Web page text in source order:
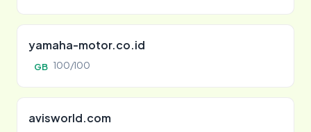
yamaha-motor.co.id
GB 100/100
avisworld.com